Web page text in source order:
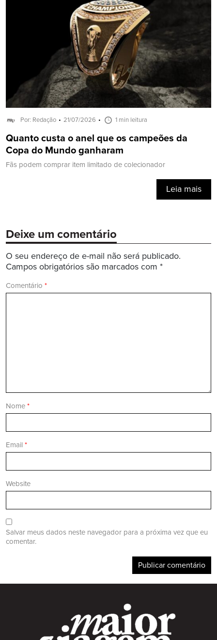
Por: Redação 21/07/2026 1 min leitura
Quanto custa o anel que os campeões da
Copa do Mundo ganharam
Fãs podem comprar item limitado de colecionador
Leia mais
Deixe um comentário
O seu endereço de e-mail não será publicado.
Campos obrigatórios são marcados com *
Comentário *
Nome *
Email *
Website
Salvar meus dados neste navegador para a próxima vez que eu
comentar.